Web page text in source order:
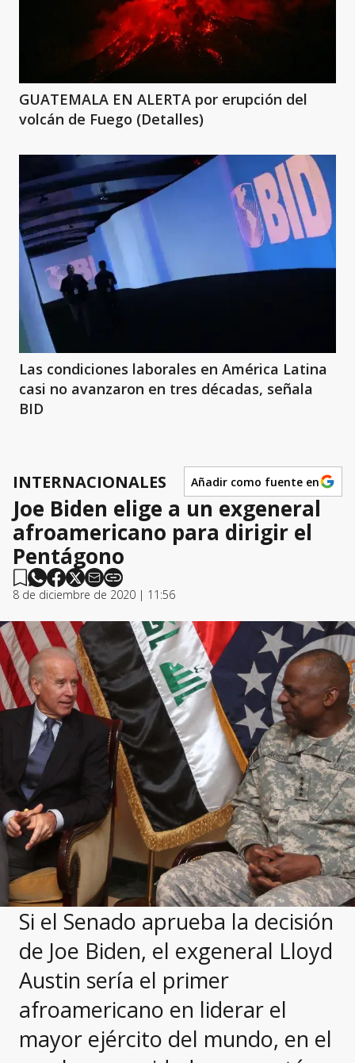
GUATEMALA EN ALERTA por erupción del
volcán de Fuego (Detalles)
Las condiciones laborales en América Latina
casi no avanzaron en tres décadas, señala
BID
INTERNACIONALES Añadir como fuente en
Joe Biden elige a un exgeneral
afroamericano para dirigir el
Pentágono
8 de diciembre de 2020 | 11:56
Si el Senado aprueba la decisión
de Joe Biden, el exgeneral Lloyd
Austin sería el primer
afroamericano en liderar el
mayor ejército del mundo, en el